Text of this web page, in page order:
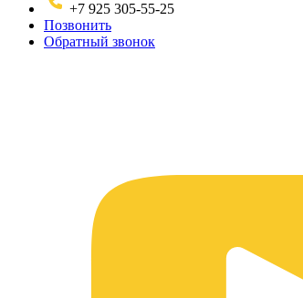
+7 925 305-55-25
Позвонить
Обратный звонок